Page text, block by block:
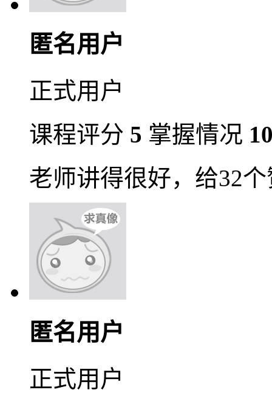
匿名用户
正式用户
课程评分 5 掌握情况
老师讲得很好，给32个
匿名用户
正式用户